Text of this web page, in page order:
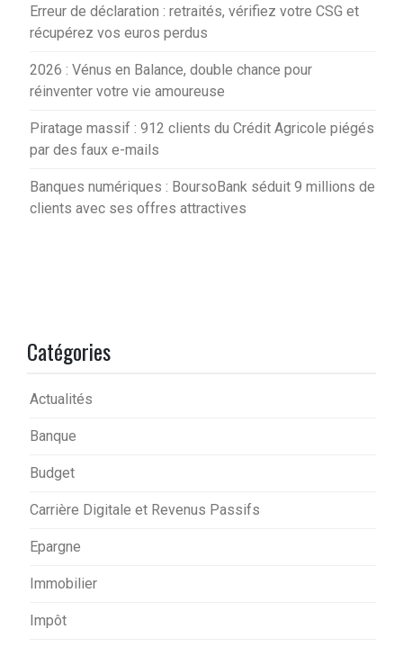
Erreur de déclaration : retraités, vérifiez votre CSG et
récupérez vos euros perdus
2026 : Vénus en Balance, double chance pour
réinventer votre vie amoureuse
Piratage massif : 912 clients du Crédit Agricole piégés
par des faux e-mails
Banques numériques : BoursoBank séduit 9 millions de
clients avec ses offres attractives
Catégories
Actualités
Banque
Budget
Carrière Digitale et Revenus Passifs
Epargne
Immobilier
Impôt